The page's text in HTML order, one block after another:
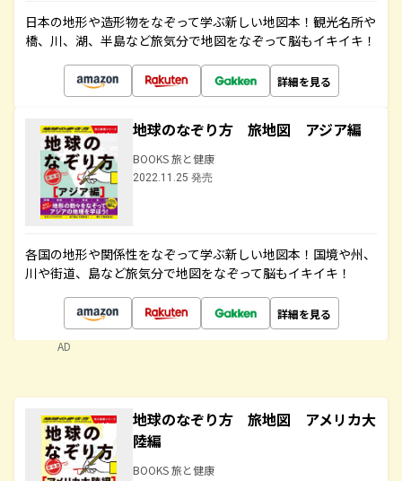
日本の地形や造形物をなぞって学ぶ新しい地図本！観光名所や
橋、川、湖、半島など旅気分で地図をなぞって脳もイキイキ！
詳細を見る
地球のなぞり方 旅地図 アジア編
BOOKS 旅と健康
2022.11.25 発売
各国の地形や関係性をなぞって学ぶ新しい地図本！国境や州、
川や街道、島など旅気分で地図をなぞって脳もイキイキ！
詳細を見る
AD
地球のなぞり方 旅地図 アメリカ大
陸編
BOOKS 旅と健康